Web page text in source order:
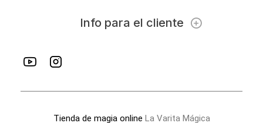
Info para el cliente
Tienda de magia online La Varita Mágica